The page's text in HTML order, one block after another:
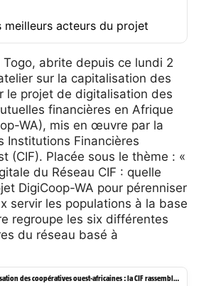
meilleurs acteurs du projet
abrite depuis ce lundi 2
sur la capitalisation des
le projet de digitalisation des
financières en Afrique
WA), mis en œuvre par la
Institutions Financières
(CIF). Placée sous le thème : «
du Réseau CIF : quelle
DigiCoop-WA pour pérenniser
servir les populations à la base
regroupe les six différentes
du réseau basé à
Digitalisation des coopératives ouest-africaines : la CIF rassemble ses partenaires à Lomé